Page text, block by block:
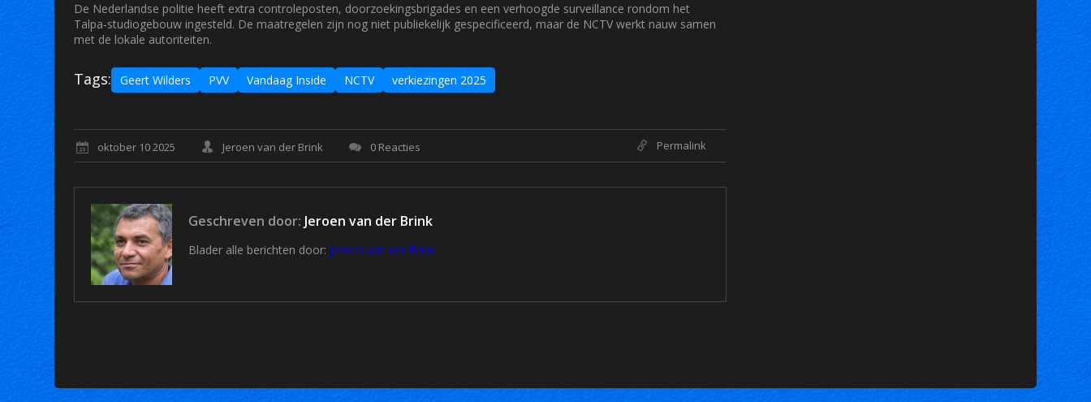
De Nederlandse politie heeft extra controleposten, doorzoekingsbrigades en een verhoogde surveillance rondom het
Talpa‑studiogebouw ingesteld. De maatregelen zijn nog niet publiekelijk gespecificeerd, maar de NCTV werkt nauw samen
met de lokale autoriteiten.
Tags: Geert Wilders PVV Vandaag Inside NCTV verkiezingen 2025
oktober 10 2025 Jeroen van der Brink 0 Reacties Permalink
Geschreven door:Jeroen van der Brink
Blader alle berichten door: Jeroen van der Brink